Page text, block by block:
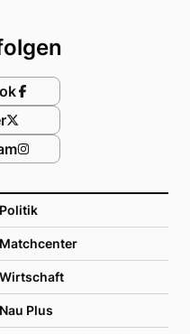
Politik
Matchcenter
Wirtschaft
Nau Plus